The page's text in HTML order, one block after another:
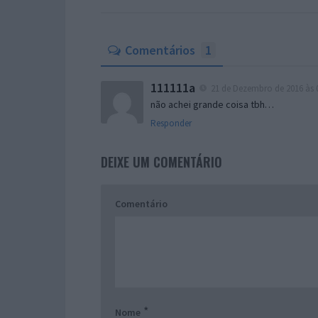
Comentários 1
111111a
não achei grande coisa tbh…
Responder
DEIXE UM COMENTÁRIO
Comentário
Nome *